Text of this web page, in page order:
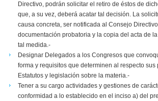
Directivo, podrán solicitar el retiro de éstos de
que, a su vez, deberá acatar tal decisión. La
causa concreta, ser notificada al Consejo
documentación probatoria y la copia del acta de
tal medida.-
Designar Delegados a los Congresos que
forma y requisitos que determinen al respecto sus
Estatutos y legislación sobre la materia.-
Tener a su cargo actividades y gestiones de
conformidad a lo establecido en el inciso a) del